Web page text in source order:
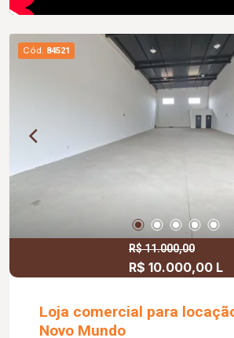
Cód. 84521
R$ 11.000,00
R$ 10.000,00 L
Loja comercial para
Novo Mundo